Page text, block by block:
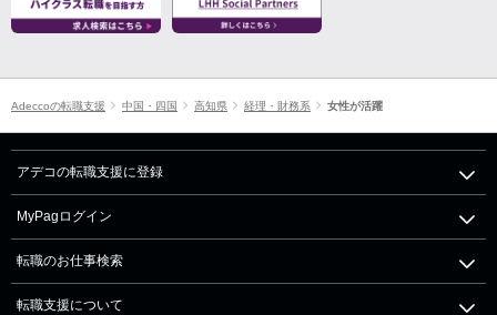
Adeccoの転職支援 中国・四国 高知県 経理・財務系 女性が活躍
アデコの転職支援に登録
MyPagログイン
転職のお仕事検索
転職支援について